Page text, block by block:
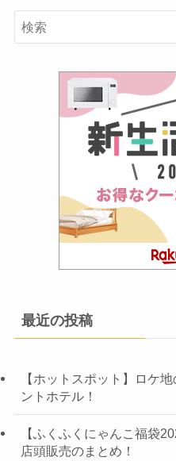
最近の投稿
【ホットスポット】ロケ
ントホテル！
【ふくふくにゃんこ福袋
店頭販売のまとめ！